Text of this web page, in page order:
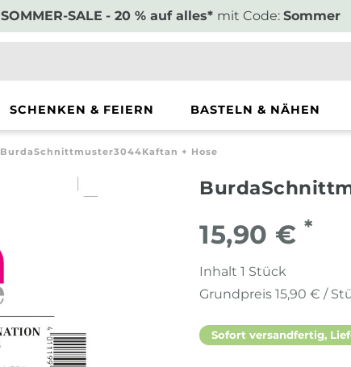
SOMMER-SALE - 20 % auf alles* mit Code: Sommer
SCHENKEN & FEIERN BASTELN & NÄHEN
BurdaSchnittmuster3044Kaftan + Hose
15,90 € *
Inhalt 1 Stück
Grundpreis 15,90 € /
Sofort versandfertig,